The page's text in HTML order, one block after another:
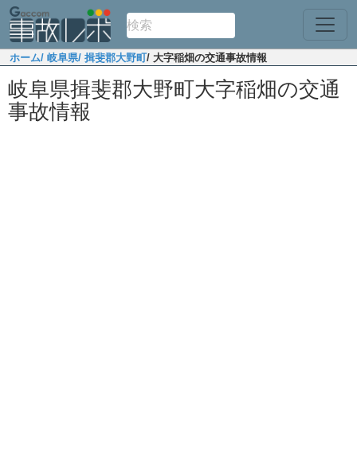
ホーム/ 岐阜県/ 揖斐郡大野町/ 大字稲畑の交通事故情報
岐阜県揖斐郡大野町大字稲畑の交通
事故情報